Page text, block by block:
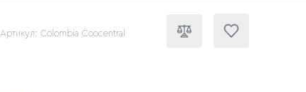
Артикул: Colombia Coocentral